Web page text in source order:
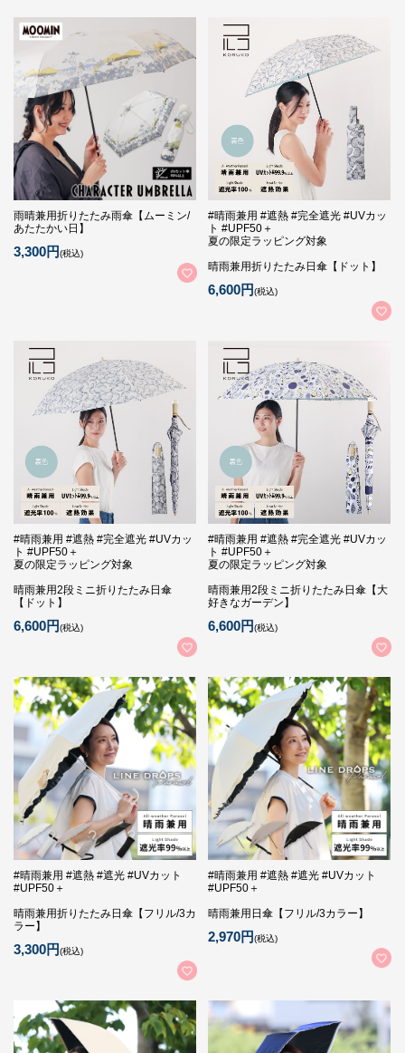
雨晴兼用折りたたみ雨傘【ムーミン/
あたたかい日】
3,300円(税込)
#晴雨兼用 #遮熱 #完全遮光 #UVカッ
ト #UPF50＋
夏の限定ラッピング対象
晴雨兼用折りたたみ日傘【ドット】
6,600円(税込)
#晴雨兼用 #遮熱 #完全遮光 #UVカッ
ト #UPF50＋
夏の限定ラッピング対象
晴雨兼用2段ミニ折りたたみ日傘
【ドット】
6,600円(税込)
#晴雨兼用 #遮熱 #完全遮光 #UVカッ
ト #UPF50＋
夏の限定ラッピング対象
晴雨兼用2段ミニ折りたたみ日傘【大
好きなガーデン】
6,600円(税込)
#晴雨兼用 #遮熱 #遮光 #UVカット
#UPF50＋
晴雨兼用折りたたみ日傘【フリル/3カ
ラー】
3,300円(税込)
#晴雨兼用 #遮熱 #遮光 #UVカット
#UPF50＋
晴雨兼用日傘【フリル/3カラー】
2,970円(税込)